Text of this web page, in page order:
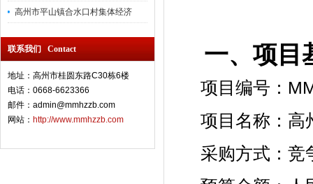
高州市平山镇合水口村集体经济
联系我们 Contact
地址：高州市桂圆东路C30栋6楼
电话：0668-6623366
邮件：admin@mmhzzb.com
网站： http://www.mmhzzb.com
一、项目
项目编号：
项目名称： 高
采购方式：竞